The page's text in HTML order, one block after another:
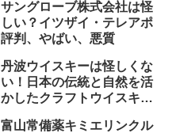
サングローブ株式会社は怪
しい？イツザイ・テレアポ
評判、やばい、悪質
丹波ウイスキーは怪しくな
い！日本の伝統と自然を活
かしたクラフトウイスキー
富山常備薬キミエリンクル